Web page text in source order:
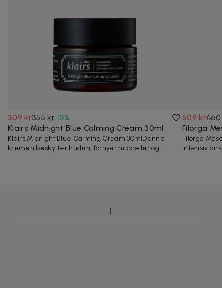
309 kr355 kr-13%
Klairs Midnight Blue Calming Cream 30ml
Klairs Midnight Blue Calming Cream 30mlDenne
kremen beskytter huden, fornyer hudceller og ...
509 kr660
Filorga
Filorga
intensiv